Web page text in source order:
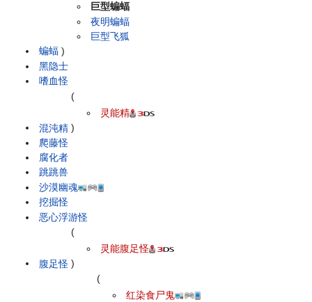
蝙蝠
巨型蝙蝠
夜明蝙蝠
巨型飞狐
)
黑隐士
嗜血怪
混沌精
(
灵能精
)
爬藤怪
腐化者
跳跳兽
沙漠幽魂
挖掘怪
恶心浮游怪
腹足怪
(
灵能腹足怪
)
(
红染食尸鬼